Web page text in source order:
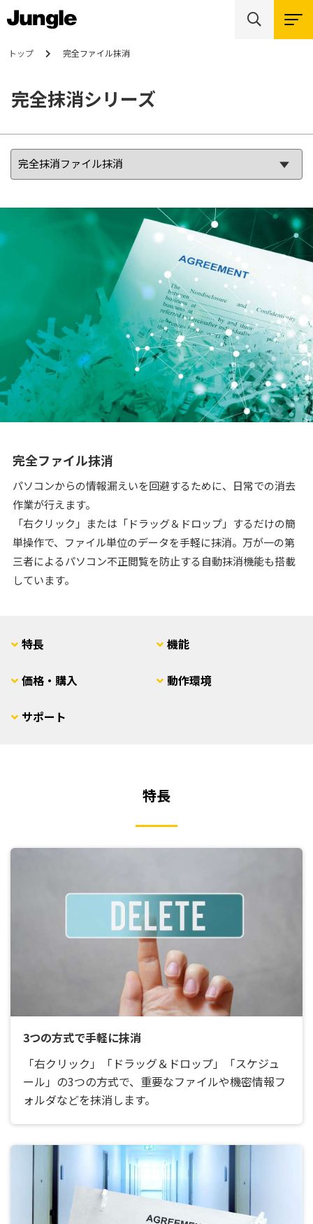
トップ 完全ファイル抹消
完全抹消シリーズ
完全ファイル抹消
パソコンからの情報漏えいを回避するために、日常での消去
作業が行えます。
「右クリック」または「ドラッグ＆ドロップ」するだけの簡
単操作で、ファイル単位のデータを手軽に抹消。万が一の第
三者によるパソコン不正閲覧を防止する自動抹消機能も搭載
しています。
特長 機能
価格・購入 動作環境
サポート
特長
3つの方式で手軽に抹消
「右クリック」「ドラッグ＆ドロップ」「スケジュ
ール」の3つの方式で、重要なファイルや機密情報フ
ォルダなどを抹消します。